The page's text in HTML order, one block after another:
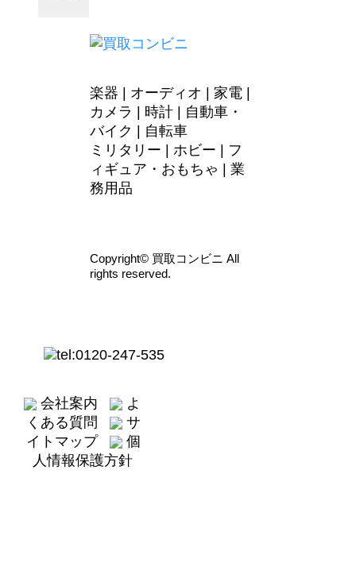
楽器 | オーディオ | 家電 |
カメラ | 時計 | 自動車・
バイク | 自転車
ミリタリー | ホビー | フ
ィギュア・おもちゃ | 業
務用品
Copyright© 買取コンビニ All
rights reserved.
会社案内
よ
くある質問
サ
イトマップ
個
人情報保護方針